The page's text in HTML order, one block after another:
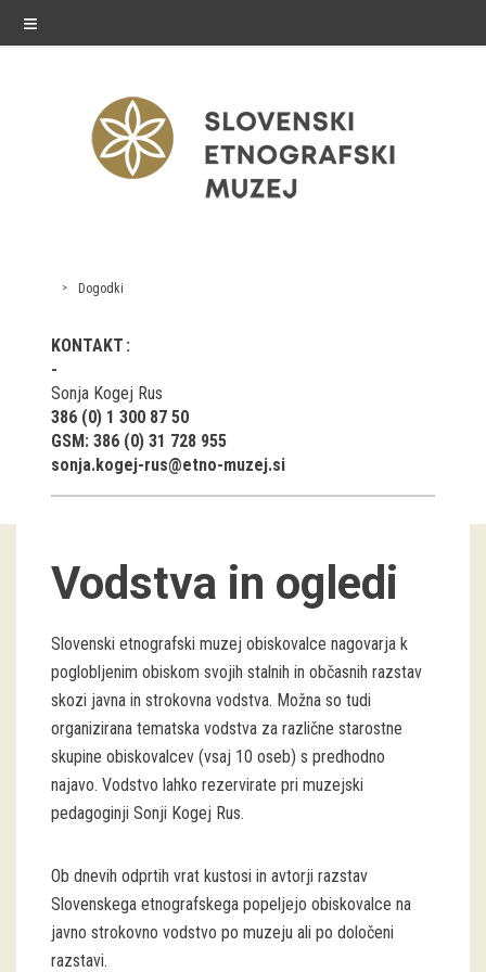
≡
exhibitions
Exhibitions in SEM
Past exhibitions
Virtual tours
public programme
Workshops
education
publications
Etnolog
DVD-s
projects
Dogodki
KONTAKT
Sonja Kogej Rus
386 (0) 1 300 87 50
GSM: 386 (0) 31 728 955
sonja.kogej-rus@etno-muzej.si
Vodstva in ogledi
Slovenski etnografski muzej obiskovalce nagovarja k
poglobljenim obiskom svojih stalnih in občasnih razstav
skozi javna in strokovna vodstva. Možna so tudi
organizirana tematska vodstva za različne starostne
skupine obiskovalcev (vsaj 10 oseb) s predhodno
najavo. Vodstvo lahko rezervirate pri muzejski
pedagoginji Sonji Kogej Rus.
Ob dnevih odprtih vrat kustosi in avtorji razstav
Slovenskega etnografskega popeljejo obiskovalce na
javno strokovno vodstvo po muzeju ali po določeni
razstavi.